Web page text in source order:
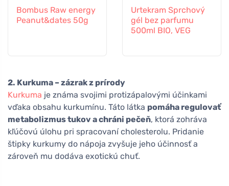
Bombus Raw energy
Peanut&dates 50g
Urtekram Sprchový
gél bez parfumu
500ml BIO, VEG
2. Kurkuma – zázrak z prírody
Kurkuma je známa svojimi protizápalovými účinkami
vďaka obsahu kurkumínu. Táto látka pomáha regulovať
metabolizmus tukov a chráni pečeň, ktorá zohráva
kľúčovú úlohu pri spracovaní cholesterolu. Pridanie
štipky kurkumy do nápoja zvyšuje jeho účinnosť a
zároveň mu dodáva exotickú chuť.